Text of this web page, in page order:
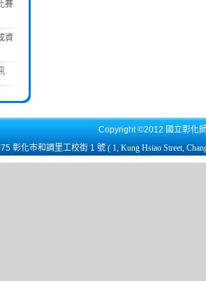
賽
資
Copyright ©2012 國立彰化
彰化市和調里工校街 1 號 ( 1, Kung Hsiao Street,